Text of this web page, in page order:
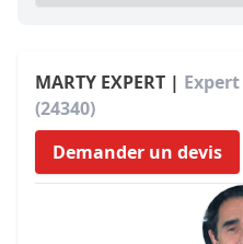
MARTY EXPERT |
(24340)
Demander un devis